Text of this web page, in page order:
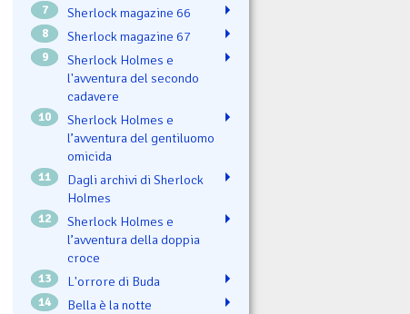
7 Sherlock magazine 66
8 Sherlock magazine 67
9
Sherlock Holmes e
l'avventura del secondo
cadavere
10
Sherlock Holmes e
l’avventura del gentiluomo
omicida
11
Dagli archivi di Sherlock
Holmes
12
Sherlock Holmes e
l’avventura della doppia
croce
13 L'orrore di Buda
14 Bella è la notte